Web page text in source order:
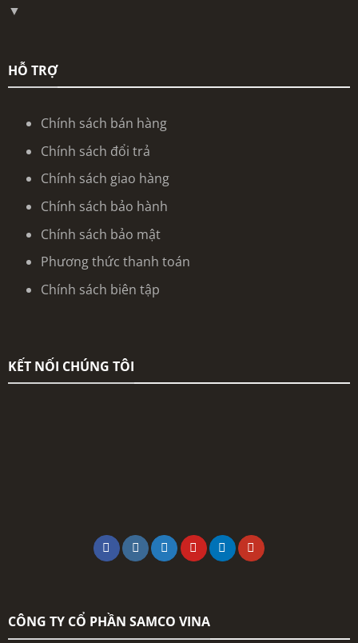
▼
HỖ TRỢ
Chính sách bán hàng
Chính sách đổi trả
Chính sách giao hàng
Chính sách bảo hành
Chính sách bảo mật
Phương thức thanh toán
Chính sách biên tập
KẾT NỐI CHÚNG TÔI
CÔNG TY CỔ PHẦN SAMCO VINA